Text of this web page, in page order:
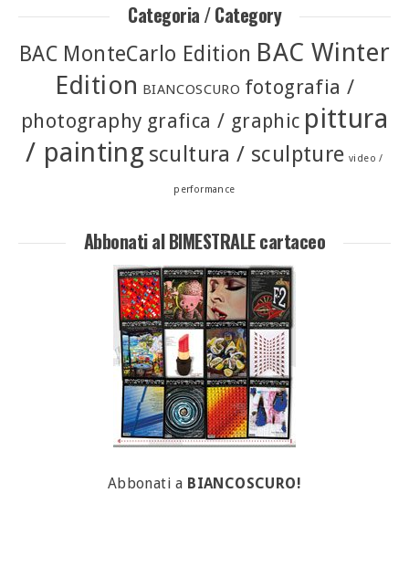
Categoria / Category
BAC MonteCarlo Edition BAC Winter
Edition BIANCOSCURO fotografia /
photography grafica / graphic pittura
/ painting scultura / sculpture video /
performance
Abbonati al BIMESTRALE cartaceo
Abbonati a BIANCOSCURO!